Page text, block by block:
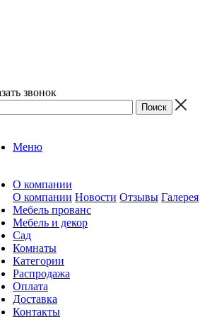
звонок
Меню
О компании
О компании Новости Отзывы Галерея
Мебель прованс
Мебель и декор
Сад
Комнаты
Категории
Распродажа
Оплата
Доставка
Контакты